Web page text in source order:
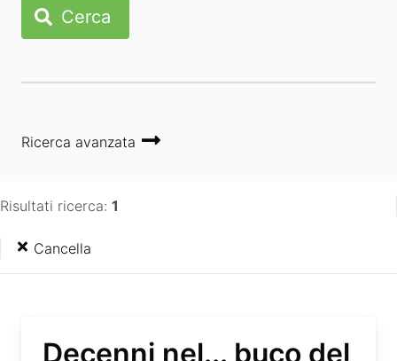
Cerca
Ricerca avanzata
Risultati ricerca: 1
Cancella
Decenni nel... buco del